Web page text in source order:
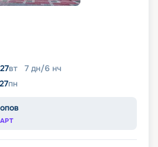
вт 7 дн/6 нч
пн